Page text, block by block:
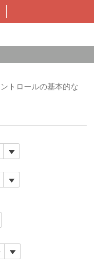
トロールの基本的な